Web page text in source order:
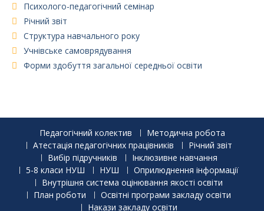
Психолого-педагогічний семінар
Річний звіт
Структура навчального року
Учнівське самоврядування
Форми здобуття загальної середньої освіти
Педагогічний колектив
Методична робота
Атестація педагогічних працівників
Річний звіт
Вибір підручників
Інклюзивне навчання
5-8 класи НУШ
НУШ
Оприлюднення інформації
Внутрішня система оцінювання якості освіти
План роботи
Освітні програми закладу освіти
Накази закладу освіти